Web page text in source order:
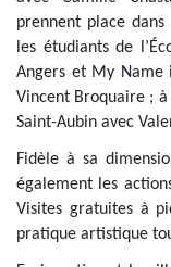
prennent place
les étudiants de
Angers et My Name
Vincent Broquaire ;
Saint-Aubin avec
Fidèle à sa
également les
Visites gratuites à
pratique artistique